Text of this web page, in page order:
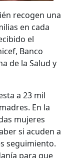
recogen una
en cada
el
Banco
de la Salud y
a 23 mil
En la
mujeres
si acuden a
seguimiento.
para que